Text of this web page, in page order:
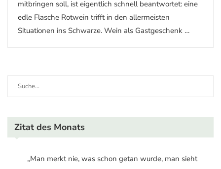
mitbringen soll, ist eigentlich schnell beantwortet: eine
edle Flasche Rotwein trifft in den allermeisten
Situationen ins Schwarze. Wein als Gastgeschenk …
Zitat des Monats
„Man merkt nie, was schon getan wurde, man sieht